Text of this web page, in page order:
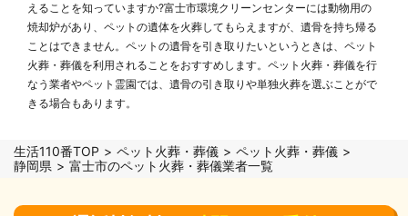
えることを知っていますか?富士市環境クリーンセンターには動物用の
焼却炉があり、ペットの遺体を火葬してもらえますが、遺骨を持ち帰る
ことはできません。ペットの遺骨を引き取りたいというときは、ペット
火葬・葬儀を利用されることをおすすめします。ペット火葬・葬儀を行
なう業者やペット霊園では、遺骨の引き取りや単独火葬を選ぶことがで
きる場合もあります。
生活110番TOP ペット火葬・葬儀
ペット火葬・葬儀
静岡県
富士市のペット火葬・葬儀業者一覧